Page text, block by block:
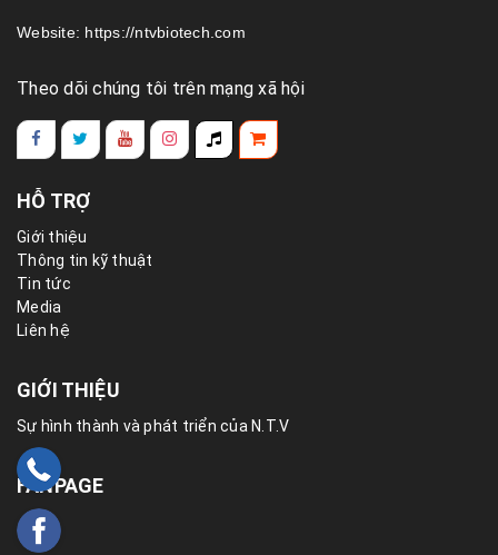
Website: https://ntvbiotech.com
Theo dõi chúng tôi trên mạng xã hội
HỖ TRỢ
Giới thiệu
Thông tin kỹ thuật
Tin tức
Media
Liên hệ
GIỚI THIỆU
Sự hình thành và phát triển của N.T.V
FANPAGE